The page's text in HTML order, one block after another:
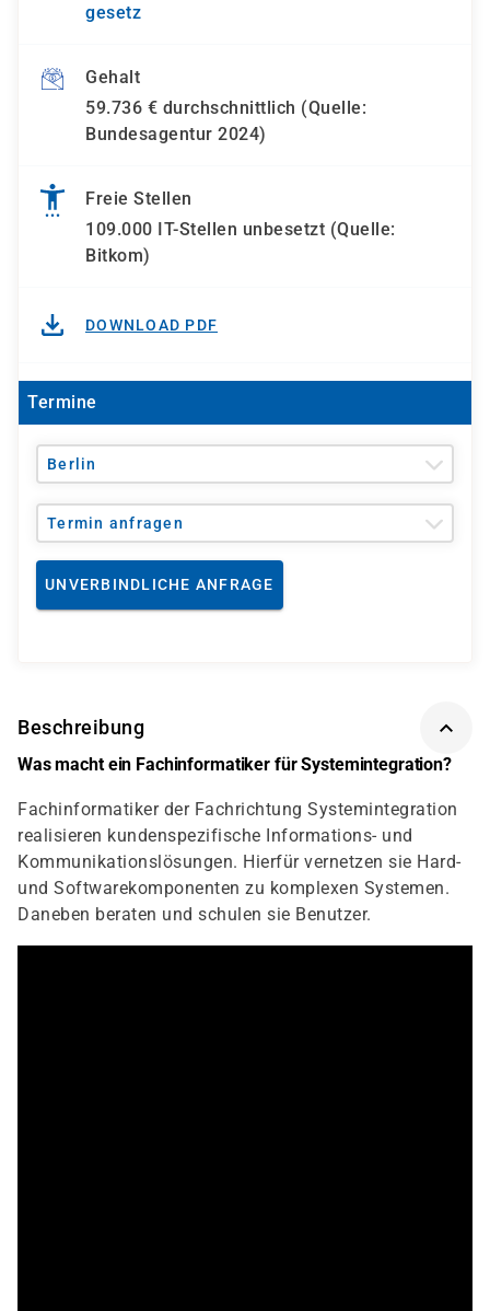
gesetz
Gehalt
59.736 € durchschnittlich (Quelle:
Bundesagentur 2024)
Freie Stellen
109.000 IT-Stellen unbesetzt (Quelle:
Bitkom)
DOWNLOAD PDF
Termine
Berlin
Termin anfragen
UNVERBINDLICHE ANFRAGE
Beschreibung
Was macht ein Fachinformatiker für Systemintegration?
Fachinformatiker der Fachrichtung Systemintegration
realisieren kundenspezifische Informations- und
Kommunikationslösungen. Hierfür vernetzen sie Hard-
und Softwarekomponenten zu komplexen Systemen.
Daneben beraten und schulen sie Benutzer.